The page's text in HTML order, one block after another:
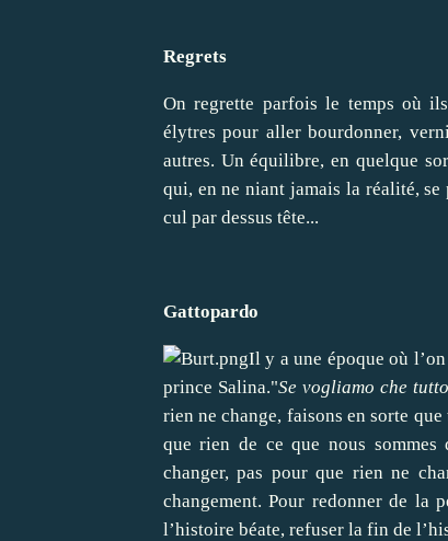
Regrets
On regrette parfois le temps où
élytres pour aller bourdonner,
autres. Un équilibre, en quelque
qui, en ne niant jamais la réalité,
cul par dessus tête...
Gattopardo
Il y a une époque où
prince Salina."Se vogliamo che
rien ne change, faisons en sorte
que rien de ce que nous sommes
changer, pas pour que rien ne
changement. Pour redonner de la
l’histoire béate, refuser la fin de